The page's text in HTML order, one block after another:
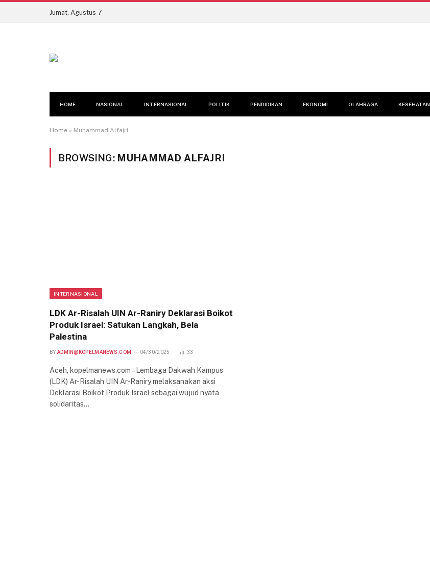
Jumat, Agustus 7
HOME NASIONAL INTERNASIONAL POLITIK PENDIDIKAN EKONOMI OLAHRAGA KESEHATAN
Home » Muhammad Alfajri
BROWSING: MUHAMMAD ALFAJRI
INTERNASIONAL
LDK Ar-Risalah UIN Ar-Raniry Deklarasi Boikot
Produk Israel: Satukan Langkah, Bela
Palestina
BY ADMIN@KOPELMANEWS.COM 04/30/2025 33
Aceh, kopelmanews.com – Lembaga Dakwah Kampus
(LDK) Ar-Risalah UIN Ar-Raniry melaksanakan aksi
Deklarasi Boikot Produk Israel sebagai wujud nyata
solidaritas…